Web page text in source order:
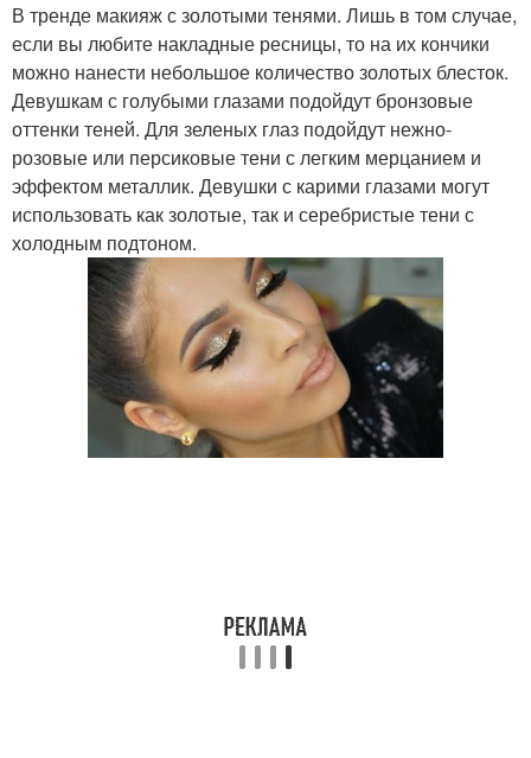
В тренде макияж с золотыми тенями. Лишь в том случае,
если вы любите накладные ресницы, то на их кончики
можно нанести небольшое количество золотых блесток.
Девушкам с голубыми глазами подойдут бронзовые
оттенки теней. Для зеленых глаз подойдут нежно-
розовые или персиковые тени с легким мерцанием и
эффектом металлик. Девушки с карими глазами могут
использовать как золотые, так и серебристые тени с
холодным подтоном.